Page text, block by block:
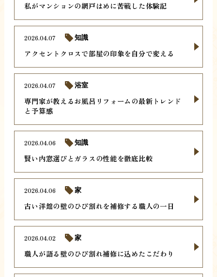
私がマンションの網戸はめに苦戦した体験記
アクセントクロスで部屋の印象を自分で変える
2026.04.07 知識
専門家が教えるお風呂リフォームの最新トレンド
と予算感
2026.04.07 浴室
賢い内窓選びとガラスの性能を徹底比較
2026.04.06 知識
古い洋館の壁のひび割れを補修する職人の一日
2026.04.06 家
職人が語る壁のひび割れ補修に込めたこだわり
2026.04.02 家